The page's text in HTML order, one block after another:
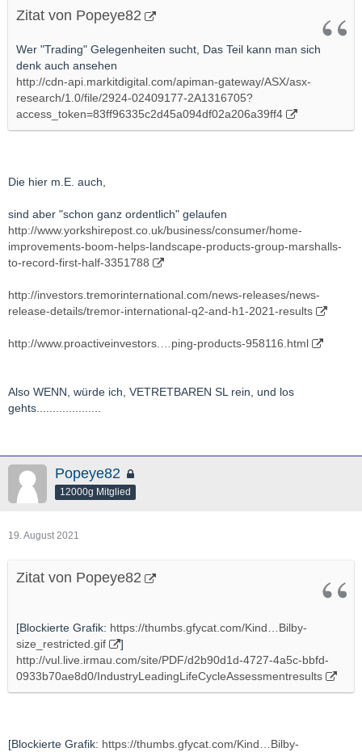
Zitat von Popeye82
Wer "Trading" Gelegenheiten sucht, Das Teil kann man sich
denk auch ansehen
http://cdn-api.markitdigital.com/apiman-gateway/ASX/asx-
research/1.0/file/2924-02409177-2A1316705?
access_token=83ff96335c2d45a094df02a206a39ff4
Die hier m.E. auch,
sind aber "schon ganz ordentlich" gelaufen
http://www.yorkshirepost.co.uk/business/consumer/home-
improvements-boom-helps-landscape-products-group-marshalls-
to-record-first-half-3351788
http://investors.tremorinternational.com/news-releases/news-
release-details/tremor-international-q2-and-h1-2021-results
http://www.proactiveinvestors.…ping-products-958116.html
Also WENN, würde ich, VETRETBAREN SL rein, und los
gehts....................
Popeye82
12000g Mitglied
19. August 2021
Zitat von Popeye82
[Blockierte Grafik: https://thumbs.gfycat.com/Kind…Bilby-
size_restricted.gif
]
http://vul.live.irmau.com/site/PDF/d2b90d1d-4727-4a5c-bbfd-
0933b70ae8d0/IndustryLeadingLifeCycleAssessmentresults
[Blockierte Grafik: https://thumbs.gfycat.com/Kind…Bilby-